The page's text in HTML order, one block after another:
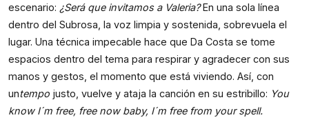
escenario: ¿Será que invitamos a Valeria?En una sola línea
dentro del Subrosa, la voz limpia y sostenida, sobrevuela el
lugar. Una técnica impecable hace que Da Costa se tome
espacios dentro del tema para respirar y agradecer con sus
manos y gestos, el momento que está viviendo. Así, con
untempo justo, vuelve y ataja la canción en su estribillo: You
know I´m free, free now baby, I´m free from your spell.